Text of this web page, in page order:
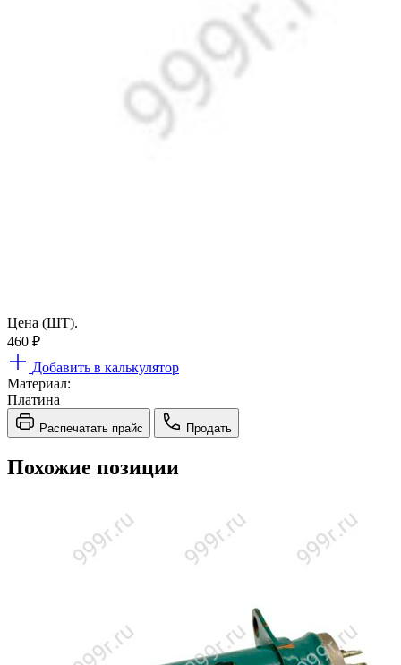
Цена (ШТ).
460 ₽
Добавить в калькулятор
Материал:
Платина
Распечатать прайс Продать
Похожие позиции